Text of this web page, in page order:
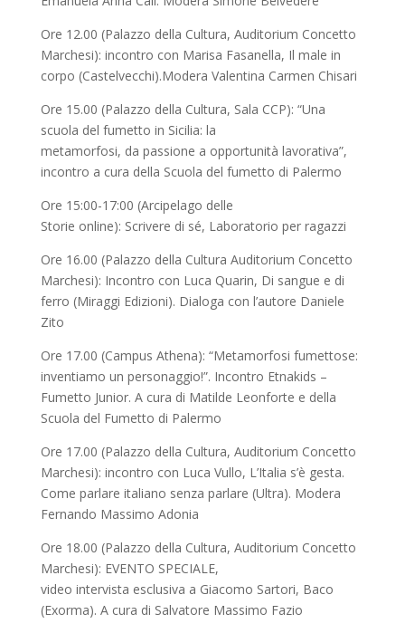
Ore 12.00 (Palazzo della Cultura, Auditorium Concetto
Marchesi): incontro con Marisa Fasanella, Il male in
corpo (Castelvecchi).Modera Valentina Carmen Chisari
Ore 15.00 (Palazzo della Cultura, Sala CCP): “Una
scuola del fumetto in Sicilia: la
metamorfosi, da passione a opportunità lavorativa”,
incontro a cura della Scuola del fumetto di Palermo
Ore 15:00-17:00 (Arcipelago delle
Storie online): Scrivere di sé, Laboratorio per ragazzi
Ore 16.00 (Palazzo della Cultura Auditorium Concetto
Marchesi): Incontro con Luca Quarin, Di sangue e di
ferro (Miraggi Edizioni). Dialoga con l’autore Daniele
Zito
Ore 17.00 (Campus Athena): “Metamorfosi fumettose:
inventiamo un personaggio!”. Incontro Etnakids –
Fumetto Junior. A cura di Matilde Leonforte e della
Scuola del Fumetto di Palermo
Ore 17.00 (Palazzo della Cultura, Auditorium Concetto
Marchesi): incontro con Luca Vullo, L’Italia s’è gesta.
Come parlare italiano senza parlare (Ultra). Modera
Fernando Massimo Adonia
Ore 18.00 (Palazzo della Cultura, Auditorium Concetto
Marchesi): EVENTO SPECIALE,
video intervista esclusiva a Giacomo Sartori, Baco
(Exorma). A cura di Salvatore Massimo Fazio